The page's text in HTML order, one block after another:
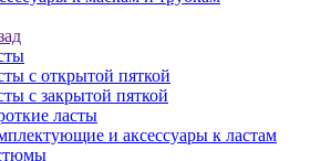
с открытой пяткой
с закрытой пяткой
ласты
и аксессуары к ластам